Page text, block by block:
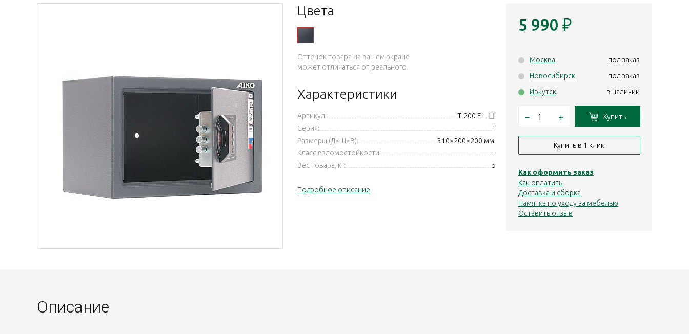
Цвета
Оттенок товара на вашем экране
может отличаться от реального.
Характеристики
Артикул:
Т-200 EL
Серия:
T
Размеры (Д×Ш×В):
310×200×200 мм.
Класс взломостойкости:
—
Вес товара, кг:
5
Подробное описание
5 990 ₽
Москва
под заказ
Новосибирск
под заказ
Иркутск
в наличии
– + Купить
Купить в 1 клик
Как оформить заказ
Как оплатить
Доставка и сборка
Памятка по уходу за мебелью
Оставить отзыв
Описание